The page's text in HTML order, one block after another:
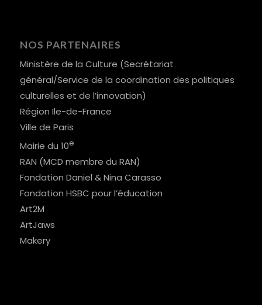
NOS PARTENAIRES
Ministère de la Culture (Secrétariat
général/Service de la coordination des politiques
culturelles et de l’innovation)
Région Ile-de-France
Ville de Paris
Mairie du 10e
RAN (MCD membre du RAN)
Fondation Daniel & Nina Carasso
Fondation HSBC pour l’éducation
Art2M
ArtJaws
Makery